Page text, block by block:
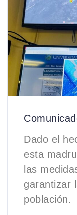
Dado el
esta
las
garantizar
población.